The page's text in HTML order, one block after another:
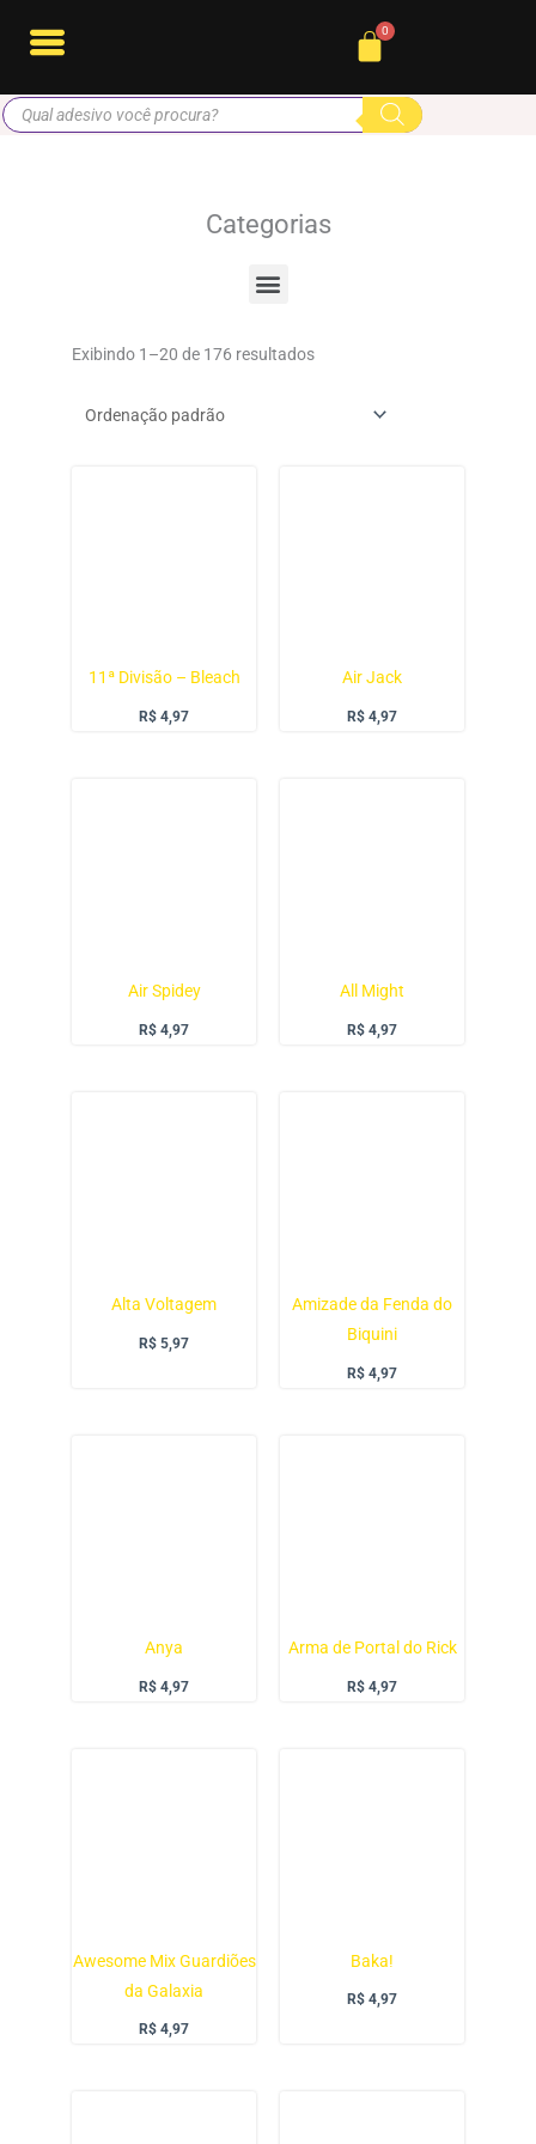
para
conteúdo
Cart
Pesquisar
produtos
Categorias
Menu
Exibindo 1–20 de 176 resultados
11ª Divisão – Bleach
R$ 4,97
Air Jack
R$ 4,97
Air Spidey
R$ 4,97
All Might
R$ 4,97
Alta Voltagem
R$ 5,97
Amizade da Fenda do
Biquini
R$ 4,97
Anya
R$ 4,97
Arma de Portal do Rick
R$ 4,97
Awesome Mix Guardiões
da Galaxia
R$ 4,97
Baka!
R$ 4,97